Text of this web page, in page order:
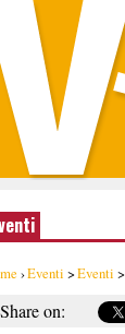
›Eventi >Eventi >
Share on: